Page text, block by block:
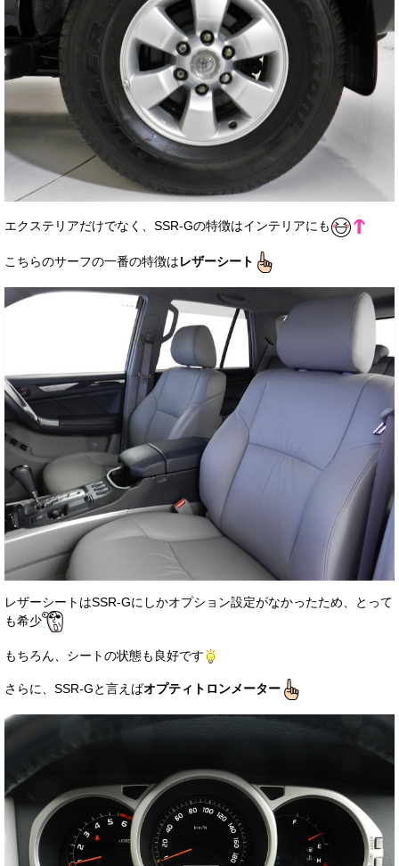
エクステリアだけでなく、SSR-Gの特徴はインテリアにも
こちらのサーフの一番の特徴はレザーシート
レザーシートはSSR-Gにしかオプション設定がなかったため、とって
も希少
もちろん、シートの状態も良好です
さらに、SSR-Gと言えばオプティトロンメーター